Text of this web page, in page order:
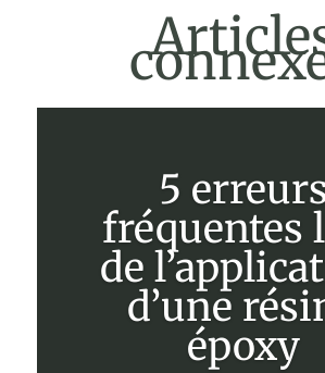
5
fréquentes
de
d’une
époxy